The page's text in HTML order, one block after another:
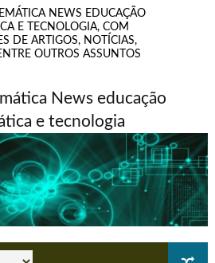
NEWS EDUCAÇÃO
E TECNOLOGIA, COM
DE ARTIGOS, NOTÍCIAS,
OUTROS ASSUNTOS
News educação
e tecnologia